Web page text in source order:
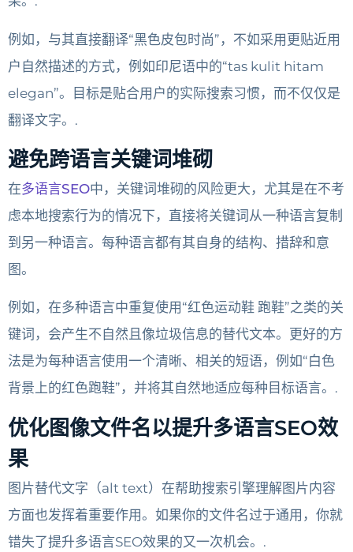
例如，与其直接翻译“黑色皮包时尚”，不如采用更贴近用
户自然描述的方式，例如印尼语中的“tas kulit hitam
elegan”。目标是贴合用户的实际搜索习惯，而不仅仅是
翻译文字。.
避免跨语言关键词堆砌
在多语言SEO中，关键词堆砌的风险更大，尤其是在不考
虑本地搜索行为的情况下，直接将关键词从一种语言复制
到另一种语言。每种语言都有其自身的结构、措辞和意
图。
例如，在多种语言中重复使用“红色运动鞋 跑鞋”之类的关
键词，会产生不自然且像垃圾信息的替代文本。更好的方
法是为每种语言使用一个清晰​​、相关的短语，例如“白色
背景上的红色跑鞋”，并将其自然地适应每种目标语言。.
优化图像文件名以提升多语言SEO效
果
图片替代文字（alt text）在帮助搜索引擎理解图片内容
方面也发挥着重要作用。如果你的文件名过于通用，你就
错失了提升多语言SEO效果的又一次机会。.